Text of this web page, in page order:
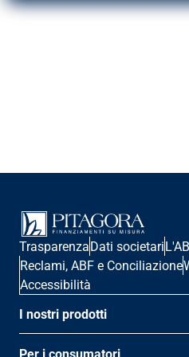
TrasparenzaDati societari
Reclami, ABF e Conciliazione
Accessibilità
I nostri prodotti
Per i consumatori